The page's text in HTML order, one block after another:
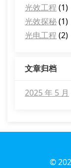
光效工程 (1)
光效探秘(1)
光电工程 (2)
文章归档
2025 年 5 月
©